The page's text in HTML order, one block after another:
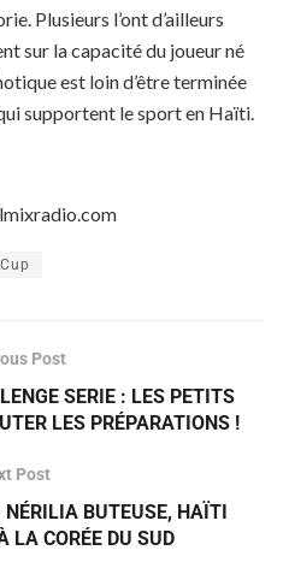
Plusieurs l’ont d’ailleurs
sur la capacité du joueur né
est loin d’être terminée
supportent le sport en Haïti.
Post
SERIE : LES PETITS
LES PRÉPARATIONS !
Post
BUTEUSE, HAÏTI
LA CORÉE DU SUD